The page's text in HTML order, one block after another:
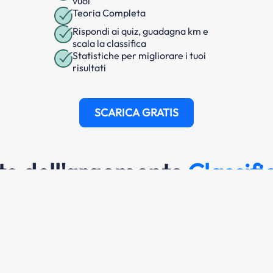
Teoria Completa
Rispondi ai quiz, guadagna km e
scala la classifica
Statistiche per migliorare i tuoi
risultati
SCARICA GRATIS
dell'argomento